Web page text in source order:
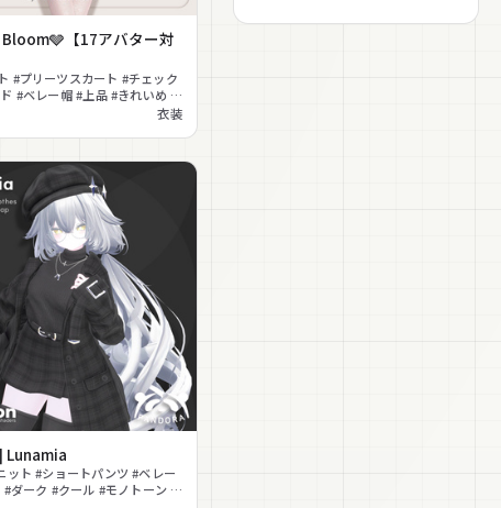
【17アバター対
#プリーツスカート #チェック
#ベレー帽 #上品 #きれいめ #
メガネ #ビスチェ
衣装
Lunamia
ット #ショートパンツ #ベレー
#ダーク #クール #モノトーン #